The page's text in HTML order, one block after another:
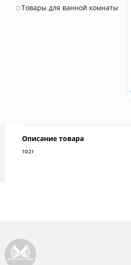
Товары для ванной комнаты
Описание товара
1021